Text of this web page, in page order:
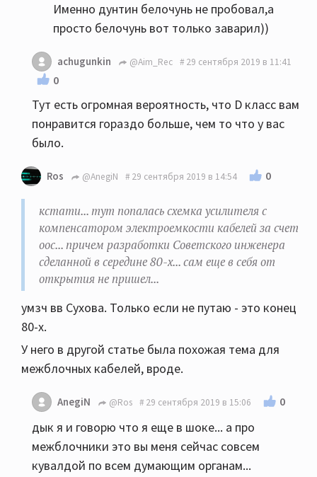
Именно дунтин белочунь не пробовал,а
просто белочунь вот только заварил))
achugunkin @Aim_Rec 29 сентября 2019 в 11:41
0
Тут есть огромная вероятность, что D класс вам
понравится гораздо больше, чем то что у вас
было.
Ros @AnegiN 29 сентября 2019 в 14:54 0
кстати... тут попалась схемка усилителя с
компенсатором электроемкости кабелей за счет
оос... причем разработки Советского инженера
сделанной в середине 80-х... сам еще в себя от
открытия не пришел...
умзч вв Сухова. Только если не путаю - это конец
80-х.
У него в другой статье была похожая тема для
межблочных кабелей, вроде.
AnegiN @Ros 29 сентября 2019 в 15:06 0
дык я и говорю что я еще в шоке... а про
межблочники это вы меня сейчас совсем
кувалдой по всем думающим органам...